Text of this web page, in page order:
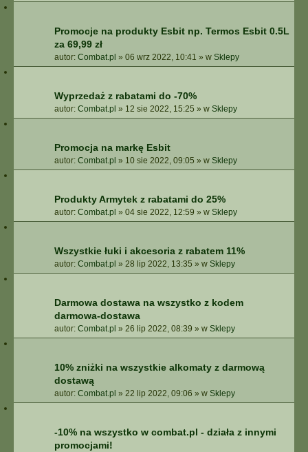
Promocje na produkty Esbit np. Termos Esbit 0.5L
za 69,99 zł
autor: Combat.pl » 06 wrz 2022, 10:41 » w Sklepy
Wyprzedaż z rabatami do -70%
autor: Combat.pl » 12 sie 2022, 15:25 » w Sklepy
Promocja na markę Esbit
autor: Combat.pl » 10 sie 2022, 09:05 » w Sklepy
Produkty Armytek z rabatami do 25%
autor: Combat.pl » 04 sie 2022, 12:59 » w Sklepy
Wszystkie łuki i akcesoria z rabatem 11%
autor: Combat.pl » 28 lip 2022, 13:35 » w Sklepy
Darmowa dostawa na wszystko z kodem
darmowa-dostawa
autor: Combat.pl » 26 lip 2022, 08:39 » w Sklepy
10% zniżki na wszystkie alkomaty z darmową
dostawą
autor: Combat.pl » 22 lip 2022, 09:06 » w Sklepy
-10% na wszystko w combat.pl - działa z innymi
promocjami!